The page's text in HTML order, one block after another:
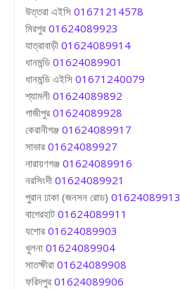
উত্তরা এইসি 01671214578
মিরপুর 01624089923
যাত্রাবাড়ী 01624089914
ধানমন্ডি 01624089901
ধানমন্ডি এইসি 01671240079
শ্যামলী 01624089892
গাজীপুর 01624089928
কেরানীগঞ্জ 01624089917
সাভার 01624089927
নারায়ণগঞ্জ 01624089916
নরসিংদী 01624089921
পুরান ঢাকা (জনসন রোড) 01624089913
বাগেরহাট 01624089911
যশোর 01624089903
খুলনা 01624089904
সাতক্ষীরা 01624089908
ফরিদপুর 01624089906